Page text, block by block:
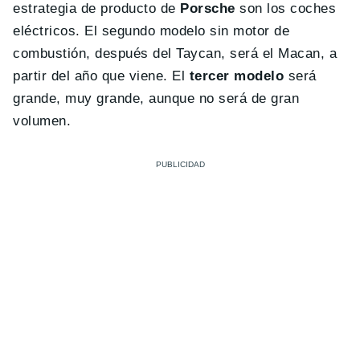
estrategia de producto de Porsche son los coches
eléctricos. El segundo modelo sin motor de
combustión, después del Taycan, será el Macan, a
partir del año que viene. El tercer modelo será
grande, muy grande, aunque no será de gran
volumen.